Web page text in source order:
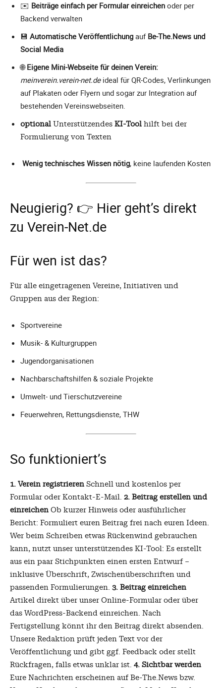
✉️ Beiträge einfach per Formular einreichen oder per
Backend verwalten
💾 Automatische Veröffentlichung auf Be-The.News und
Social Media
🌐Eigene Mini-Webseite für deinen Verein:
meinverein.verein-net.de ideal für QR-Codes, Verlinkungen
auf Plakaten oder Flyern und sogar zur Integration auf
bestehenden Vereinswebseiten.
optional Unterstützendes KI-Tool hilft bei der
Formulierung von Texten
Wenig technisches Wissen nötig, keine laufenden Kosten
Neugierig? 👉 Hier geht’s direkt
zu Verein-Net.de
Für wen ist das?
Für alle eingetragenen Vereine, Initiativen und
Gruppen aus der Region:
Sportvereine
Musik- & Kulturgruppen
Jugendorganisationen
Nachbarschaftshilfen & soziale Projekte
Umwelt- und Tierschutzvereine
Feuerwehren, Rettungsdienste, THW
So funktioniert’s
1. Verein registrieren Schnell und kostenlos per
Formular oder Kontakt-E-Mail. 2. Beitrag erstellen und
einreichen Ob kurzer Hinweis oder ausführlicher
Bericht: Formuliert euren Beitrag frei nach euren Ideen.
Wer beim Schreiben etwas Rückenwind gebrauchen
kann, nutzt unser unterstützendes KI-Tool: Es erstellt
aus ein paar Stichpunkten einen ersten Entwurf –
inklusive Überschrift, Zwischenüberschriften und
passenden Formulierungen. 3. Beitrag einreichen
Artikel direkt über unser Online-Formular oder über
das WordPress-Backend einreichen. Nach
Fertigstellung könnt ihr den Beitrag direkt absenden.
Unsere Redaktion prüft jeden Text vor der
Veröffentlichung und gibt ggf. Feedback oder stellt
Rückfragen, falls etwas unklar ist. 4. Sichtbar werden
Eure Nachrichten erscheinen auf Be-The.News bzw.